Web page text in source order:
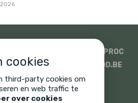
ISOPROC
PROMAT EN SINIAT
WOOD.BE
CORNELIS HOUT
cookies
third-party cookies om
en web traffic te
over cookies